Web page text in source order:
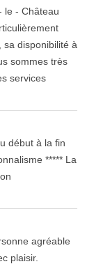
le - Château
sa disponibilité à
sommes très
services
début à la fin
***** La
agréable
plaisir.